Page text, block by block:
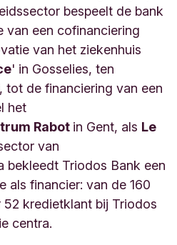
bespeelt de bank
van een cofinanciering
van het ziekenhuis
' in Gosselies, ten
tot de financiering van een
het
Rabot in Gent, als Le
van
bekleedt Triodos Bank een
als financier: van de 160
52 kredietklant bij Triodos
centra.